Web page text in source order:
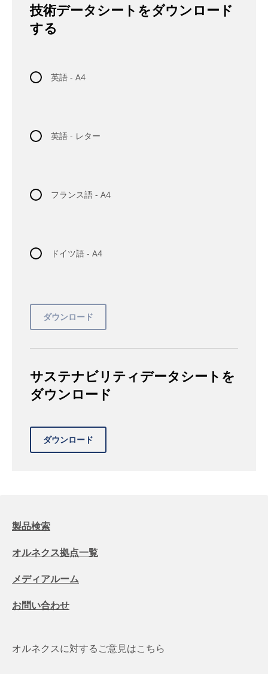
技術データシートをダウンロード
する
英語 - A4
英語 - レター
フランス語 - A4
ドイツ語 - A4
サステナビリティデータシートを
ダウンロード
製品検索
オルネクス拠点一覧
メディアルーム
お問い合わせ
オルネクスに対するご意見はこちら